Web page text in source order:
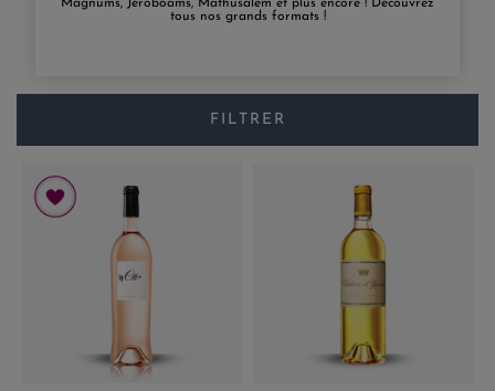
Magnums, Jéroboams, Mathusalem et plus encore ! Découvrez
tous nos grands formats !
FILTRER